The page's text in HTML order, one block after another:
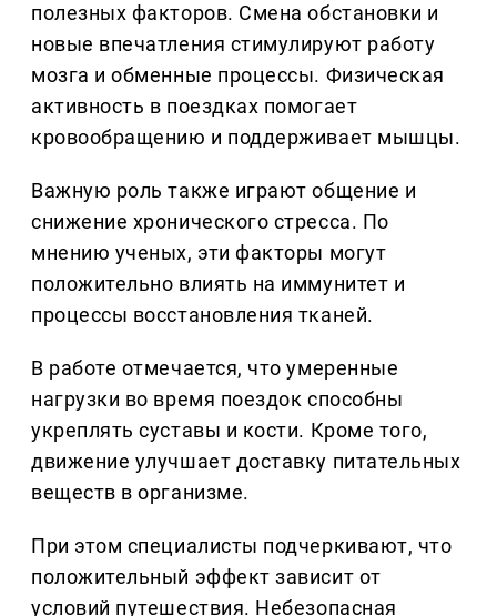
полезных факторов. Смена обстановки и
новые впечатления стимулируют работу
мозга и обменные процессы. Физическая
активность в поездках помогает
кровообращению и поддерживает мышцы.
Важную роль также играют общение и
снижение хронического стресса. По
мнению ученых, эти факторы могут
положительно влиять на иммунитет и
процессы восстановления тканей.
В работе отмечается, что умеренные
нагрузки во время поездок способны
укреплять суставы и кости. Кроме того,
движение улучшает доставку питательных
веществ в организме.
При этом специалисты подчеркивают, что
положительный эффект зависит от
условий путешествия. Небезопасная